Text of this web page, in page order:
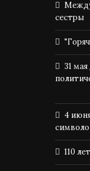
сестры
31
4
110